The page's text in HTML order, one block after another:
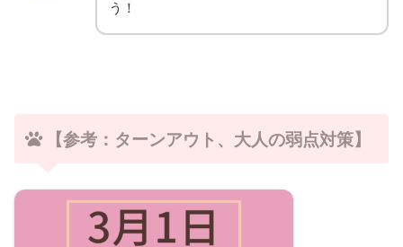
う！
【参考：ターンアウト、大人の弱点対策】